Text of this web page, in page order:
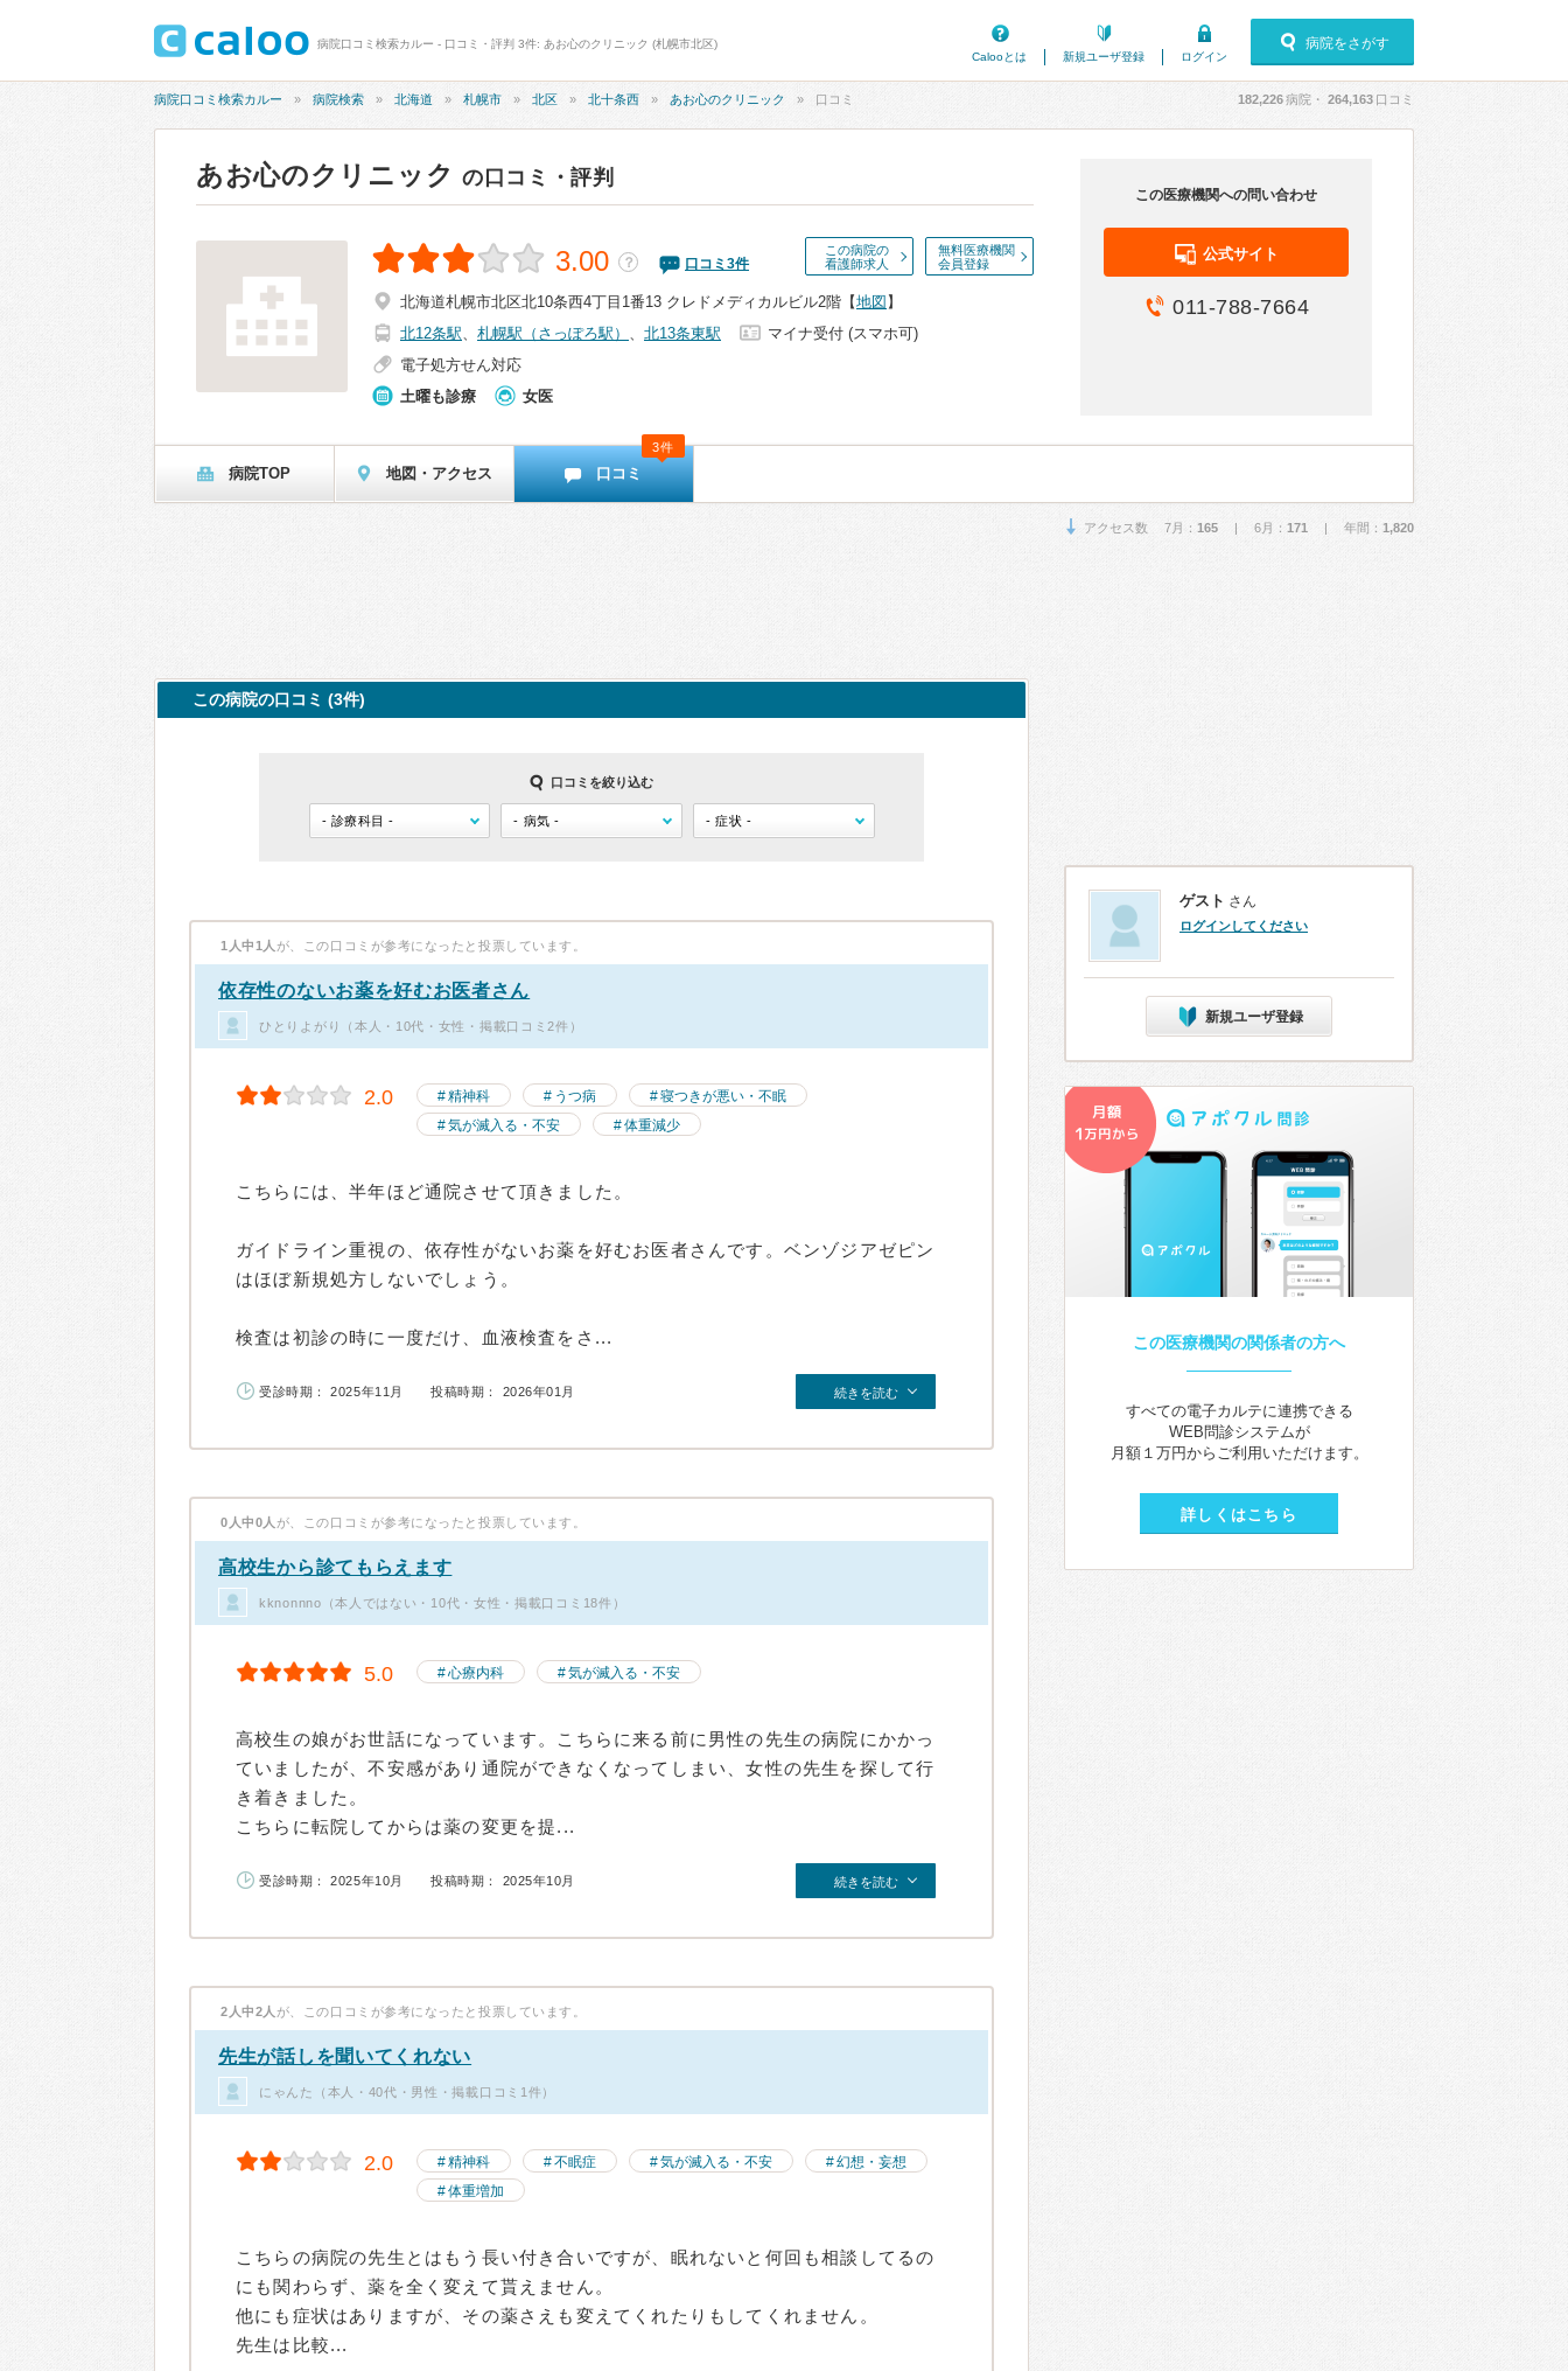
病院口コミ検索カルー - 口コミ・評判 3件: あお心のクリニック (札幌市北区)
Calooとは
新規ユーザ登録 ログイン
病院をさがす
病院口コミ検索カルー 病院検索 北海道 札幌市 北区 北十条西 あお心のクリニック 口コミ 182,226病院・ 264,163 口コミ
あお心のクリニック の口コミ・評判
この病院の
看護師求人
無料医療機関
会員登録
3.00 ？ 口コミ 3件
北海道札幌市北区北10条西4丁目1番13 クレドメディカルビル2階 【地図 】
北12条駅、 札幌駅（さっぽろ駅） 、 北13条東駅
マイナ受付 (スマホ可)
電子処方せん対応
土曜も診療
女医
この医療機関への問い合わせ
公式サイト
011-788-7664
病院TOP 地図・アクセス 口コミ
3件
アクセス数 7月： 165 | 6月： 171 | 年間： 1,820
この病院の口コミ (3件)
口コミを絞り込む
1人中1人 が、この口コミが参考になったと投票しています。
依存性のないお薬を好むお医者さん
ひとりよがり（本人・10代・女性・掲載口コミ2件）
2.0 精神科 うつ病
寝つきが悪い・不眠
気が滅入る・不安
体重減少
こちらには、半年ほど通院させて頂きました。
ガイドライン重視の、依存性がないお薬を好むお医者さんです。ベンゾジアゼピン
はほぼ新規処方しないでしょう。
検査は初診の時に一度だけ、血液検査をさ...
受診時期： 2025年11月 投稿時期： 2026年01月 続きを読む
0人中0人 が、この口コミが参考になったと投票しています。
高校生から診てもらえます
kknonnno（本人ではない・10代・女性・掲載口コミ18件）
5.0 心療内科 気が滅入る・不安
高校生の娘がお世話になっています。こちらに来る前に男性の先生の病院にかかっ
ていましたが、不安感があり通院ができなくなってしまい、女性の先生を探して行
き着きました。
こちらに転院してからは薬の変更を提...
受診時期： 2025年10月 投稿時期： 2025年10月 続きを読む
2人中2人 が、この口コミが参考になったと投票しています。
先生が話しを聞いてくれない
にゃんた（本人・40代・男性・掲載口コミ1件）
2.0 精神科 不眠症 気が滅入る・不安
幻想・妄想
体重増加
こちらの病院の先生とはもう長い付き合いですが、眠れないと何回も相談してるの
にも関わらず、薬を全く変えて貰えません。
他にも症状はありますが、その薬さえも変えてくれたりもしてくれません。
先生は比較...
ゲスト さん
ログインしてください
新規ユーザ登録
この医療機関の関係者の方へ
すべての電子カルテに連携できる
WEB問診システムが
月額１万円からご利用いただけます。
詳しくはこちら